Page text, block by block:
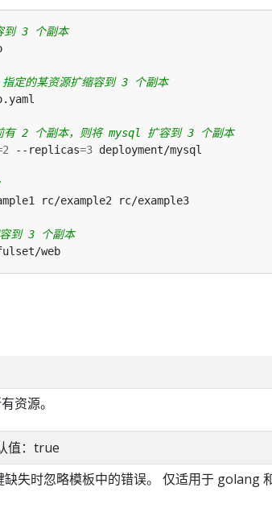
3 个副本
的某资源扩缩容到 3 个副本
2 个副本，则将 mysql 扩容到 3 个副本
2 --replicas=3
到 3 个副本
资源。
值：true
失时忽略模板中的错误。 仅适用于 golang